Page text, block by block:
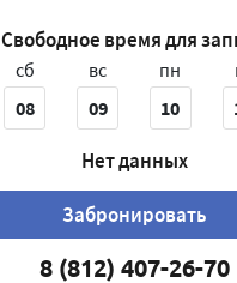
Свободное время для
сб
08
вс
09
пн
10
Нет данных
Забронировать
8 (812) 407-26-70